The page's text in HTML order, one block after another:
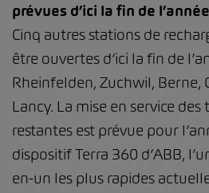
prévues d’ici la fin de l’année
Cinq autres stations de
être ouvertes d’ici la fin de
Rheinfelden, Zuchwil, Berne,
Lancy. La mise en service
restantes est prévue pour
dispositif Terra 360 d’ABB,
en-un les plus rapides